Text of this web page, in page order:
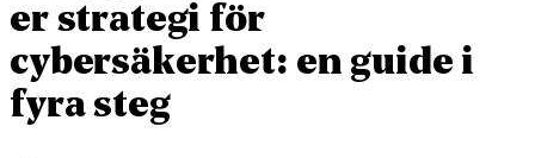
er strategi för
cybersäkerhet: en guide i
fyra steg